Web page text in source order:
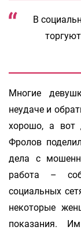
В
Многие
неудаче и
хорошо, а вот
Фролов
дела с
работа –
социальных
некоторые
показания.